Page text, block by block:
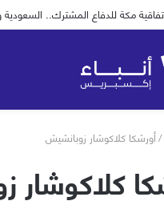
مكة للدفاع المشترك..
/أورشكا كلاكوشار زوبانشيش
كلاكوشار